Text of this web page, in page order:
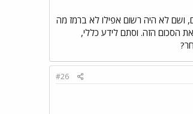
ושם לא היה רשום אפילו לא ברמז מה
את הסכום הזה. וסתם לידע כללי,
#26